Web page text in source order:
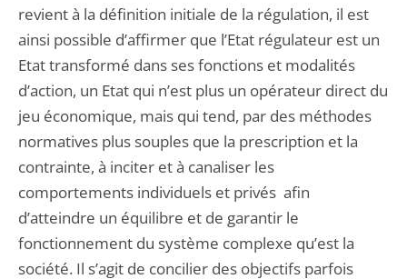
revient à la définition initiale de la régulation, il est
ainsi possible d’affirmer que l’Etat régulateur est un
Etat transformé dans ses fonctions et modalités
d’action, un Etat qui n’est plus un opérateur direct du
jeu économique, mais qui tend, par des méthodes
normatives plus souples que la prescription et la
contrainte, à inciter et à canaliser les
comportements individuels et privés afin
d’atteindre un équilibre et de garantir le
fonctionnement du système complexe qu’est la
société. Il s’agit de concilier des objectifs parfois